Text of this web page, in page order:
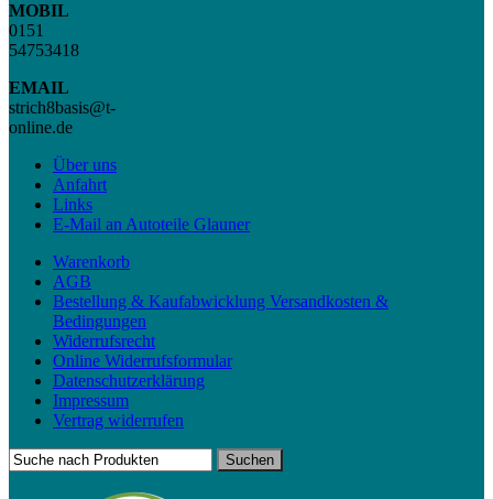
MOBIL
0151
54753418
EMAIL
strich8basis@t-
online.de
Über uns
Anfahrt
Links
E-Mail an Autoteile Glauner
Warenkorb
AGB
Bestellung & Kaufabwicklung Versandkosten &
Bedingungen
Widerrufsrecht
Online Widerrufsformular
Datenschutzerklärung
Impressum
Vertrag widerrufen